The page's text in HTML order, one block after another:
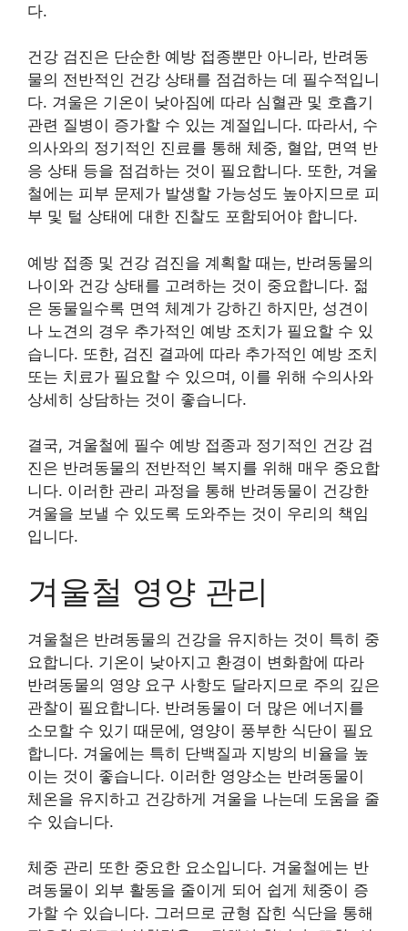
다.
건강 검진은 단순한 예방 접종뿐만 아니라, 반려동
물의 전반적인 건강 상태를 점검하는 데 필수적입니
다. 겨울은 기온이 낮아짐에 따라 심혈관 및 호흡기
관련 질병이 증가할 수 있는 계절입니다. 따라서, 수
의사와의 정기적인 진료를 통해 체중, 혈압, 면역 반
응 상태 등을 점검하는 것이 필요합니다. 또한, 겨울
철에는 피부 문제가 발생할 가능성도 높아지므로 피
부 및 털 상태에 대한 진찰도 포함되어야 합니다.
예방 접종 및 건강 검진을 계획할 때는, 반려동물의
나이와 건강 상태를 고려하는 것이 중요합니다. 젊
은 동물일수록 면역 체계가 강하긴 하지만, 성견이
나 노견의 경우 추가적인 예방 조치가 필요할 수 있
습니다. 또한, 검진 결과에 따라 추가적인 예방 조치
또는 치료가 필요할 수 있으며, 이를 위해 수의사와
상세히 상담하는 것이 좋습니다.
결국, 겨울철에 필수 예방 접종과 정기적인 건강 검
진은 반려동물의 전반적인 복지를 위해 매우 중요합
니다. 이러한 관리 과정을 통해 반려동물이 건강한
겨울을 보낼 수 있도록 도와주는 것이 우리의 책임
입니다.
겨울철 영양 관리
겨울철은 반려동물의 건강을 유지하는 것이 특히 중
요합니다. 기온이 낮아지고 환경이 변화함에 따라
반려동물의 영양 요구 사항도 달라지므로 주의 깊은
관찰이 필요합니다. 반려동물이 더 많은 에너지를
소모할 수 있기 때문에, 영양이 풍부한 식단이 필요
합니다. 겨울에는 특히 단백질과 지방의 비율을 높
이는 것이 좋습니다. 이러한 영양소는 반려동물이
체온을 유지하고 건강하게 겨울을 나는데 도움을 줄
수 있습니다.
체중 관리 또한 중요한 요소입니다. 겨울철에는 반
려동물이 외부 활동을 줄이게 되어 쉽게 체중이 증
가할 수 있습니다. 그러므로 균형 잡힌 식단을 통해